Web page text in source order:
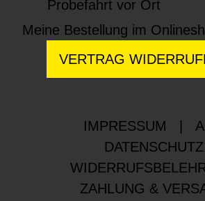
Probefahrt vor Ort
Meine Bestellung im
VERTRAG
IMPRESSUM
DATENSCHUTZ
ZAHLUNG &